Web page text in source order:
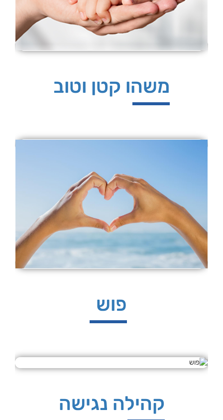
משהו קטן וטוב
פוש
קהילה נגישה